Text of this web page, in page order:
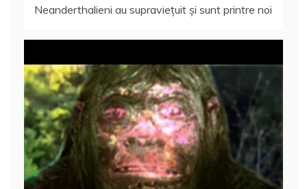
Neanderthalieni au supravieţuit şi sunt printre noi